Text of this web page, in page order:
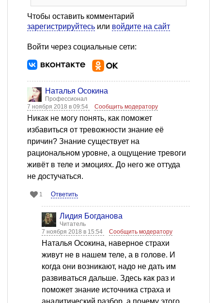
Чтобы оставить комментарий
зарегистрируйтесь или войдите на сайт
Войти через социальные сети:
Наталья Осокина
Профессионал
7 ноября 2018 в 09:54
Сообщить модератору
Никак не могу понять, как поможет
избавиться от тревожности знание её
причин? Знание существует на
рациональном уровне, а ощущение тревоги
живёт в теле и эмоциях. До него же оттуда
не достучаться.
1 Ответить
Лидия Богданова
Читатель
7 ноября 2018 в 15:54
Сообщить модератору
Наталья Осокина, наверное страхи
живут не в нашем теле, а в голове. И
когда они возникают, надо не дать им
развиваться дальше. Здесь как раз и
поможет знание источника страха и